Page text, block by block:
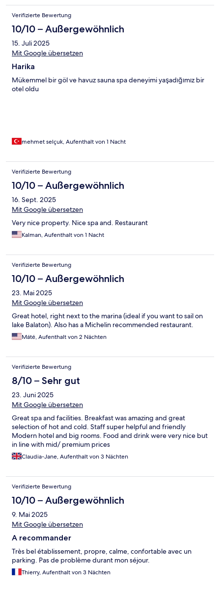
Verifizierte Bewertung
10/10 – Außergewöhnlich
15. Juli 2025
Mit Google übersetzen
Harika
Mükemmel bir göl ve havuz sauna spa deneyimi yaşadığımız bir
otel oldu
mehmet selçuk, Aufenthalt von 1 Nacht
Verifizierte Bewertung
10/10 – Außergewöhnlich
16. Sept. 2025
Mit Google übersetzen
Very nice property. Nice spa and. Restaurant
Kalman, Aufenthalt von 1 Nacht
Verifizierte Bewertung
10/10 – Außergewöhnlich
23. Mai 2025
Mit Google übersetzen
Great hotel, right next to the marina (ideal if you want to sail on
lake Balaton). Also has a Michelin recommended restaurant.
Máté, Aufenthalt von 2 Nächten
Verifizierte Bewertung
8/10 – Sehr gut
23. Juni 2025
Mit Google übersetzen
Great spa and facilities. Breakfast was amazing and great
selection of hot and cold. Staff super helpful and friendly
Modern hotel and big rooms. Food and drink were very nice but
in line with mid/ premium prices
Claudia-Jane, Aufenthalt von 3 Nächten
Verifizierte Bewertung
10/10 – Außergewöhnlich
9. Mai 2025
Mit Google übersetzen
A recommander
Très bel établissement, propre, calme, confortable avec un
parking. Pas de problème durant mon séjour.
Thierry, Aufenthalt von 3 Nächten